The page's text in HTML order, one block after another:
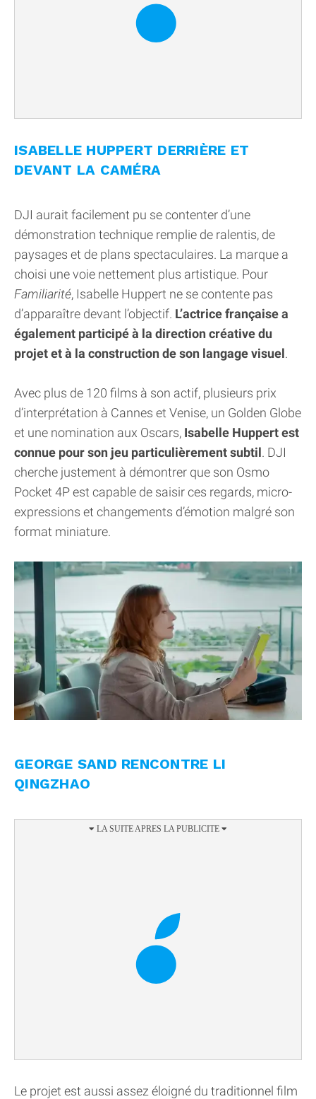
ISABELLE HUPPERT DERRIÈRE ET
DEVANT LA CAMÉRA
DJI aurait facilement pu se contenter d’une
démonstration technique remplie de ralentis, de
paysages et de plans spectaculaires. La marque a
choisi une voie nettement plus artistique. Pour
Familiarité, Isabelle Huppert ne se contente pas
d’apparaître devant l’objectif. L’actrice française a
également participé à la direction créative du
projet et à la construction de son langage visuel.
Avec plus de 120 films à son actif, plusieurs prix
d’interprétation à Cannes et Venise, un Golden Globe
et une nomination aux Oscars, Isabelle Huppert est
connue pour son jeu particulièrement subtil. DJI
cherche justement à démontrer que son Osmo
Pocket 4P est capable de saisir ces regards, micro-
expressions et changements d’émotion malgré son
format miniature.
GEORGE SAND RENCONTRE LI
QINGZHAO
Le projet est aussi assez éloigné du traditionnel film